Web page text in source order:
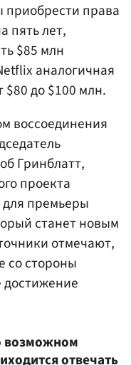
приобрести права
пять лет,
$85 млн
аналогичная
$80 до $100 млн.
воссоединения
Гринблатт,
проекта
премьеры
станет новым
отмечают,
со стороны
достижение
возможном
отвечать